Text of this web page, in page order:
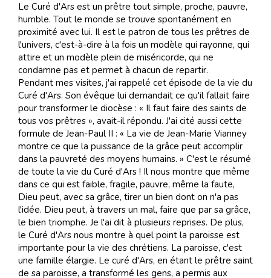
Le Curé d'Ars est un prêtre tout simple, proche, pauvre,
humble. Tout le monde se trouve spontanément en
proximité avec lui. Il est le patron de tous les prêtres de
l'univers, c'est-à-dire à la fois un modèle qui rayonne, qui
attire et un modèle plein de miséricorde, qui ne
condamne pas et permet à chacun de repartir.
Pendant mes visites, j'ai rappelé cet épisode de la vie du
Curé d'Ars. Son évêque lui demandait ce qu'il fallait faire
pour transformer le diocèse : « Il faut faire des saints de
tous vos prêtres », avait-il répondu. J'ai cité aussi cette
formule de Jean-Paul II : « La vie de Jean-Marie Vianney
montre ce que la puissance de la grâce peut accomplir
dans la pauvreté des moyens humains. » C'est le résumé
de toute la vie du Curé d'Ars ! Il nous montre que même
dans ce qui est faible, fragile, pauvre, même la faute,
Dieu peut, avec sa grâce, tirer un bien dont on n'a pas
l'idée. Dieu peut, à travers un mal, faire que par sa grâce,
le bien triomphe. Je l'ai dit à plusieurs reprises. De plus,
le Curé d'Ars nous montre à quel point la paroisse est
importante pour la vie des chrétiens. La paroisse, c'est
une famille élargie. Le curé d'Ars, en étant le prêtre saint
de sa paroisse, a transformé les gens, a permis aux